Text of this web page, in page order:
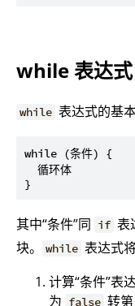
while 表达式
while 表达式的基
while (条件) {
  循环体
其中“条件”同 if 表
块。
while 表达式
计算“条件”表
为 false 转第